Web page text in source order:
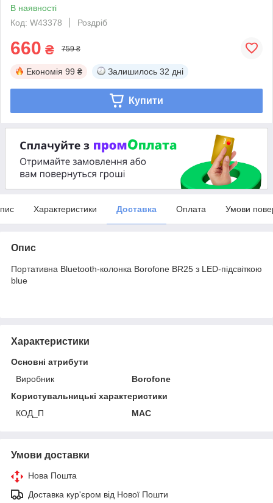
В наявності
Код: W43378
Роздріб
660 ₴ 759 ₴
Економія 99 ₴ Залишилось 32 дні
Купити
Характеристики Доставка Оплата Умови
Опис
Портативна Bluetooth-колонка Borofone BR25 з LED-підсвіткою
blue
Характеристики
Основні атрибути
Виробник
Borofone
Користувальницькі характеристики
КОД_П
MAC
Умови доставки
Нова Пошта
Доставка кур'єром від Нової Пошти